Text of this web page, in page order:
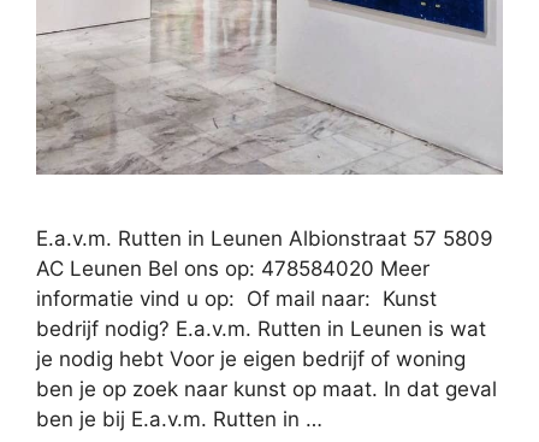
E.a.v.m. Rutten in Leunen Albionstraat 57 5809
AC Leunen Bel ons op: 478584020 Meer
informatie vind u op: Of mail naar: Kunst
bedrijf nodig? E.a.v.m. Rutten in Leunen is wat
je nodig hebt Voor je eigen bedrijf of woning
ben je op zoek naar kunst op maat. In dat geval
ben je bij E.a.v.m. Rutten in …